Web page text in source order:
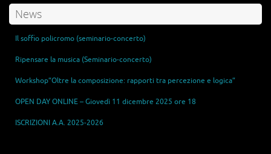
News
Il soffio policromo (seminario-concerto)
Ripensare la musica (Seminario-concerto)
Workshop”Oltre la composizione: rapporti tra percezione e logica”
OPEN DAY ONLINE – Giovedì 11 dicembre 2025 ore 18
ISCRIZIONI A.A. 2025-2026